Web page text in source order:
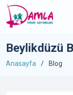
Beylikdüzü
Anasayfa Blog